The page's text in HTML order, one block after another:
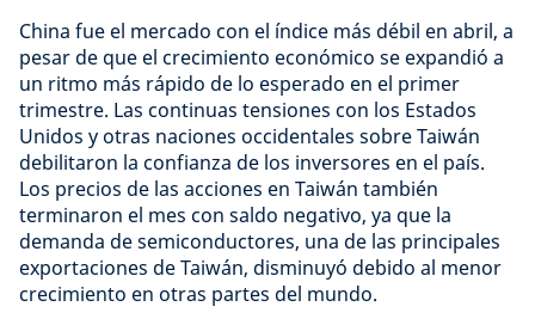
China fue el mercado con el índice más débil en abril, a
pesar de que el crecimiento económico se expandió a
un ritmo más rápido de lo esperado en el primer
trimestre. Las continuas tensiones con los Estados
Unidos y otras naciones occidentales sobre Taiwán
debilitaron la confianza de los inversores en el país.
Los precios de las acciones en Taiwán también
terminaron el mes con saldo negativo, ya que la
demanda de semiconductores, una de las principales
exportaciones de Taiwán, disminuyó debido al menor
crecimiento en otras partes del mundo.